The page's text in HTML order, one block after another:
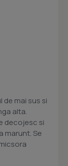
mai sus si
alta.
decojesc si
marunt. Se